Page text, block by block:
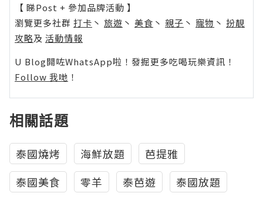
【 睇Post + 參加品牌活動 】
瀏覽更多社群 打卡 丶 旅遊 丶 美食 丶 親子 丶 寵物 丶 扮靚
攻略及 活動情報
U Blog開咗WhatsApp啦！發掘更多吃喝玩樂資訊！
Follow 我哋 ！
相關話題
泰國燒烤 海鮮放題
芭提雅
泰國美食
零羊 泰芭遊 泰國放題